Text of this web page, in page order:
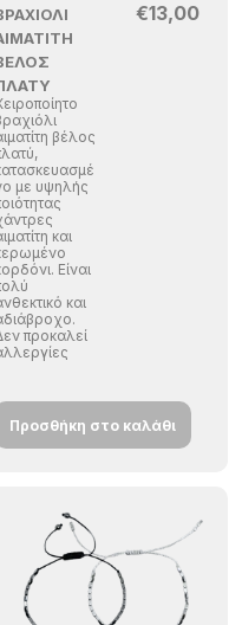
βέλος
με υψηλής
και
Είναι
και
προκαλεί
€13,00
Προσθήκη στο καλάθι